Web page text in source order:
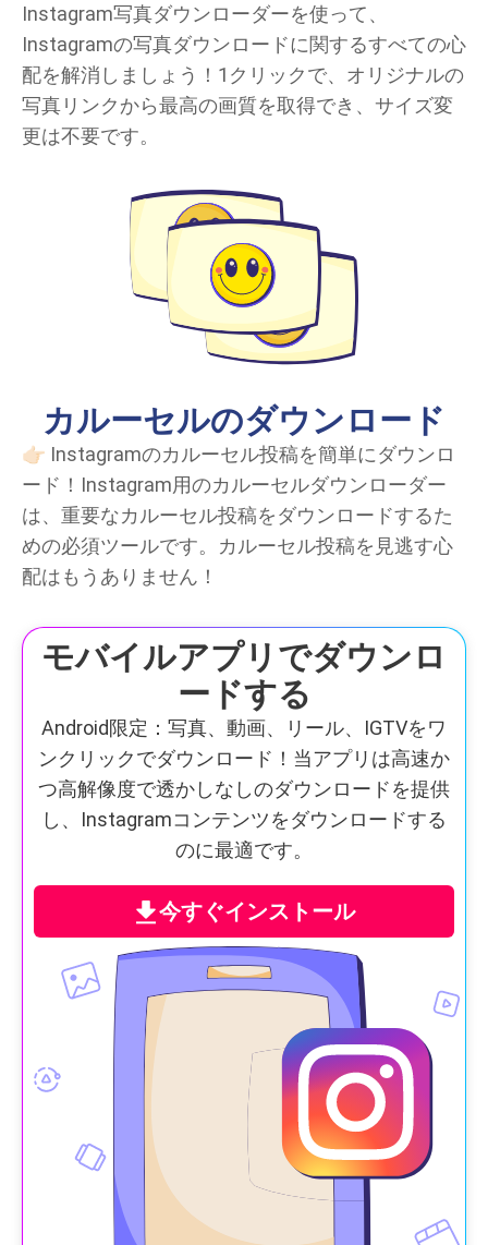
Instagram写真ダウンローダーを使って、
Instagramの写真ダウンロードに関するすべての心
配を解消しましょう！1クリックで、オリジナルの
写真リンクから最高の画質を取得でき、サイズ変
更は不要です。
カルーセルのダウンロード
👉🏻 Instagramのカルーセル投稿を簡単にダウンロ
ード！Instagram用のカルーセルダウンローダー
は、重要なカルーセル投稿をダウンロードするた
めの必須ツールです。カルーセル投稿を見逃す心
配はもうありません！
モバイルアプリでダウンロ
ードする
Android限定：写真、動画、リール、IGTVをワ
ンクリックでダウンロード！当アプリは高速か
つ高解像度で透かしなしのダウンロードを提供
し、Instagramコンテンツをダウンロードする
のに最適です。
今すぐインストール